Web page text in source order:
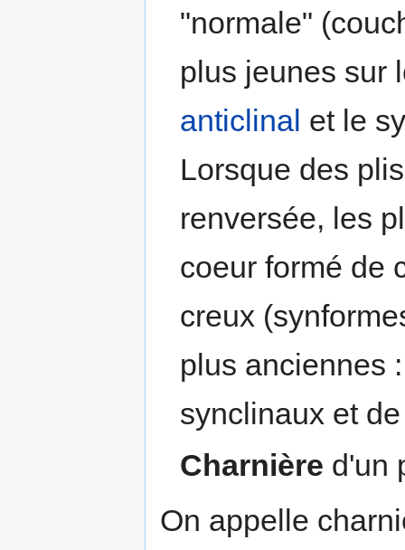
"normale"
plus jeunes sur
anticlinal et le
Lorsque des
renversée, les
coeur formé de
creux
plus anciennes
synclinaux et
Charnière d'un
On appelle